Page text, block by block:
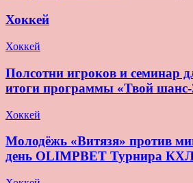
Хоккей
Хоккей
Полсотни игроков и семинар
итоги программы «Твой шанс-
Хоккей
Молодёжь «Витязя» против
день OLIMPBET Турнира